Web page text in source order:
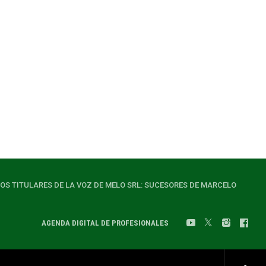
TITULARES DE LA VOZ DE MELO SRL: SUCESORES DE MARCELO
AGENDA DIGITAL DE PROFESIONALES